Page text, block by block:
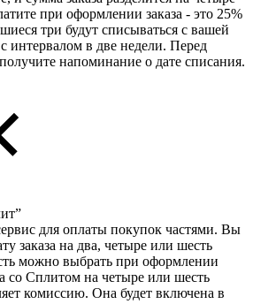
при оформлении заказа - это 25%
три будут списываться с вашей
интервалом в две недели. Перед
напоминание о дате списания.
для оплаты покупок частями. Вы
заказа на два, четыре или шесть
можно выбрать при оформлении
со Сплитом на четыре или шесть
комиссию. Она будет включена в